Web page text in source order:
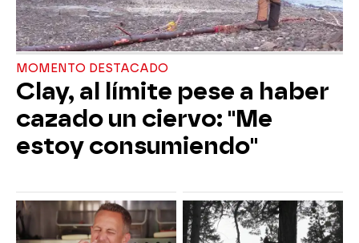
MOMENTO DESTACADO
Clay, al límite pese a haber
cazado un ciervo: "Me
estoy consumiendo"